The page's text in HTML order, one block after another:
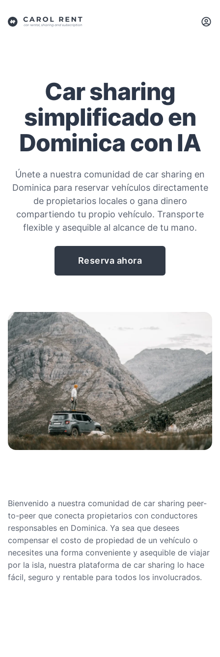
Car sharing
simplificado en
Dominica con IA
Únete a nuestra comunidad de car sharing en
Dominica para reservar vehículos directamente
de propietarios locales o gana dinero
compartiendo tu propio vehículo. Transporte
flexible y asequible al alcance de tu mano.
Reserva ahora
Bienvenido a nuestra comunidad de car sharing peer-
to-peer que conecta propietarios con conductores
responsables en Dominica. Ya sea que desees
compensar el costo de propiedad de un vehículo o
necesites una forma conveniente y asequible de viajar
por la isla, nuestra plataforma de car sharing lo hace
fácil, seguro y rentable para todos los involucrados.